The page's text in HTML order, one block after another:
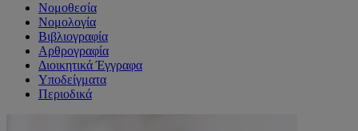
Νομοθεσία
Νομολογία
Βιβλιογραφία
Αρθρογραφία
Διοικητικά Έγγραφα
Υποδείγματα
Περιοδικά